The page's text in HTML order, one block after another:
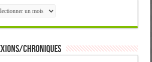
Chroniques